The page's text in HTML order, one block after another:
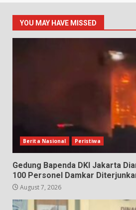
YOU MAY HAVE MISSED
Berita Nasional Peristiwa
Gedung Bapenda DKI Jakarta
100 Personel Damkar
August 7, 2026